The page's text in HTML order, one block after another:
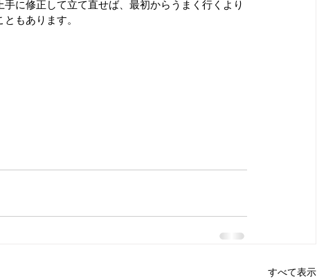
に修正して立て直せば、最初からうまく行くより
もあります。
すべて表示